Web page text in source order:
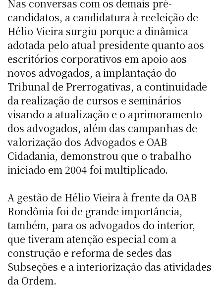
Nas conversas com os demais pré-
candidatos, a candidatura à reeleição de
Hélio Vieira surgiu porque a dinâmica
adotada pelo atual presidente quanto aos
escritórios corporativos em apoio aos
novos advogados, a implantação do
Tribunal de Prerrogativas, a continuidade
da realização de cursos e seminários
visando a atualização e o aprimoramento
dos advogados, além das campanhas de
valorização dos Advogados e OAB
Cidadania, demonstrou que o trabalho
iniciado em 2004 foi multiplicado.
A gestão de Hélio Vieira à frente da OAB
Rondônia foi de grande importância,
também, para os advogados do interior,
que tiveram atenção especial com a
construção e reforma de sedes das
Subseções e a interiorização das atividades
da Ordem.